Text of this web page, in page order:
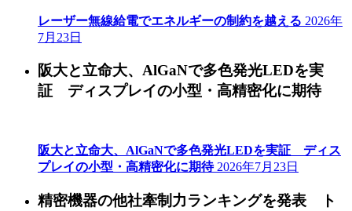
レーザー無線給電でエネルギーの制約を越える 2026年
7月23日
阪大と立命大、AlGaNで多色発光LEDを実
証 ディスプレイの小型・高精密化に期待
阪大と立命大、AlGaNで多色発光LEDを実証 ディス
プレイの小型・高精密化に期待 2026年7月23日
精密機器の他社牽制力ランキングを発表 ト